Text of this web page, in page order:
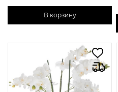
В корзину